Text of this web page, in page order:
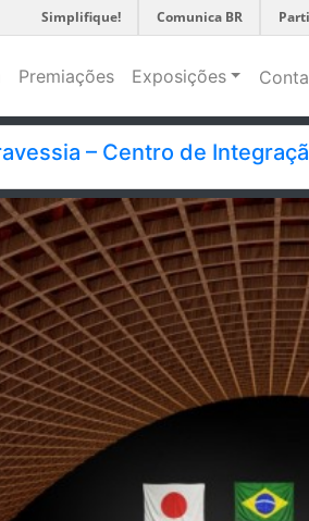
Simplifique! Comunica BR
Premiações Exposições
– Centro de